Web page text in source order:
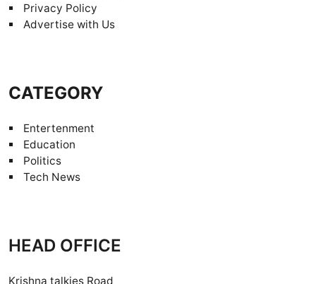
Privacy Policy
Advertise with Us
CATEGORY
Entertenment
Education
Politics
Tech News
HEAD OFFICE
Krishna talkies Road